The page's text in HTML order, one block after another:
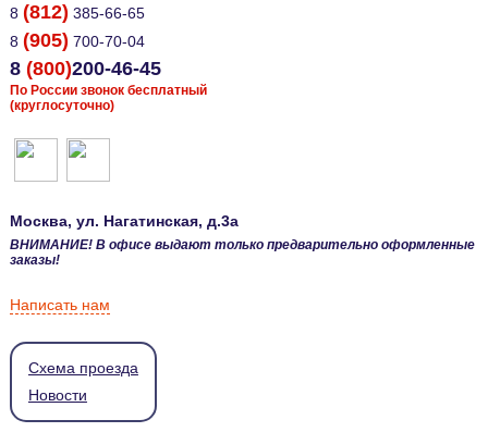
8 (812) 385-66-65
8 (905) 700-70-04
8 (800)200-46-45
По России звонок бесплатный
(круглосуточно)
Москва, ул. Нагатинская, д.3а
ВНИМАНИЕ! В офисе выдают только предварительно оформленные
заказы!
Написать нам
Схема проезда
Новости